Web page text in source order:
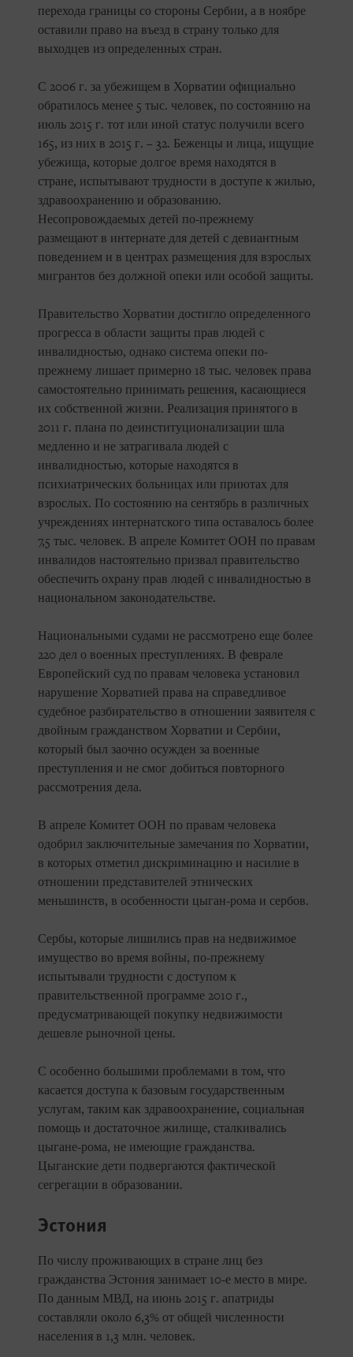
перехода границы со стороны Сербии, а в ноябре
оставили право на въезд в страну только для
выходцев из определенных стран.
С 2006 г. за убежищем в Хорватии официально
обратилось менее 5 тыс. человек, по состоянию на
июль 2015 г. тот или иной статус получили всего
165, из них в 2015 г. – 32. Беженцы и лица, ищущие
убежища, которые долгое время находятся в
стране, испытывают трудности в доступе к жилью,
здравоохранению и образованию.
Несопровождаемых детей по-прежнему
размещают в интернате для детей с девиантным
поведением и в центрах размещения для взрослых
мигрантов без должной опеки или особой защиты.
Правительство Хорватии достигло определенного
прогресса в области защиты прав людей с
инвалидностью, однако система опеки по-
прежнему лишает примерно 18 тыс. человек права
самостоятельно принимать решения, касающиеся
их собственной жизни. Реализация принятого в
2011 г. плана по деинституционализации шла
медленно и не затрагивала людей с
инвалидностью, которые находятся в
психиатрических больницах или приютах для
взрослых. По состоянию на сентябрь в различных
учреждениях интернатского типа оставалось более
7,5 тыс. человек. В апреле Комитет ООН по правам
инвалидов настоятельно призвал правительство
обеспечить охрану прав людей с инвалидностью в
национальном законодательстве.
Национальными судами не рассмотрено еще более
220 дел о военных преступлениях. В феврале
Европейский суд по правам человека установил
нарушение Хорватией права на справедливое
судебное разбирательство в отношении заявителя с
двойным гражданством Хорватии и Сербии,
который был заочно осужден за военные
преступления и не смог добиться повторного
рассмотрения дела.
В апреле Комитет ООН по правам человека
одобрил заключительные замечания по Хорватии,
в которых отметил дискриминацию и насилие в
отношении представителей этнических
меньшинств, в особенности цыган-рома и сербов.
Сербы, которые лишились прав на недвижимое
имущество во время войны, по-прежнему
испытывали трудности с доступом к
правительственной программе 2010 г.,
предусматривающей покупку недвижимости
дешевле рыночной цены.
С особенно большими проблемами в том, что
касается доступа к базовым государственным
услугам, таким как здравоохранение, социальная
помощь и достаточное жилище, сталкивались
цыгане-рома, не имеющие гражданства.
Цыганские дети подвергаются фактической
сегрегации в образовании.
Эстония
По числу проживающих в стране лиц без
гражданства Эстония занимает 10-е место в мире.
По данным МВД, на июнь 2015 г. апатриды
составляли около 6,3% от общей численности
населения в 1,3 млн. человек.